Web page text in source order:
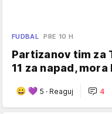
FUDBAL PRE 10 H
Partizanov tim za
11 za napad,
5 · Reaguj 4